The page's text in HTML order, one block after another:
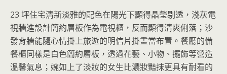
23 坪住宅清新淡雅的配色在陽光下顯得晶瑩剔透，淺灰電
視牆進設計簡約層板作為電視櫃，反而顯得清爽俐落；沙
發背牆能隨心情掛上旅遊的明信片掛畫當布置。餐廳的備
餐櫃同樣是白色簡約層板，透過花藝、小物、擺飾等營造
溫馨氣息；婉如上了淡妝的女生比濃妝豔抹更具有耐看的